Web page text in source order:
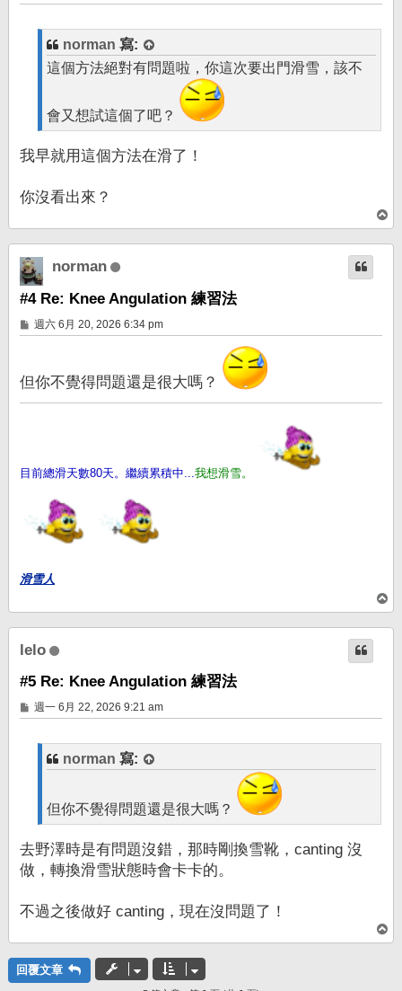
章
norman 寫:
這個方法絕對有問題啦，你這次要出門滑雪，該不
會又想試這個了吧？
我早就用這個方法在滑了！
你沒看出來？
頂
端
norman
#4 Re: Knee Angulation 練習法
文
章
週六 6月 20, 2026 6:34 pm
但你不覺得問題還是很大嗎？
目前總滑天數80天。繼續累積中...我想滑雪。
滑雪人
頂
端
lelo
#5 Re: Knee Angulation 練習法
文
章
週一 6月 22, 2026 9:21 am
norman 寫:
但你不覺得問題還是很大嗎？
去野澤時是有問題沒錯，那時剛換雪靴，canting 沒
做，轉換滑雪狀態時會卡卡的。
不過之後做好 canting，現在沒問題了！
頂
回覆文章